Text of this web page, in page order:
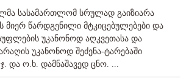
სასამართლომ სრულად გაიზიარა
მიერ წარდგენილი მტკიცებულებები და
უკანონოდ აღკვეთასა და
უკანონოდ შეძენა-ტარებაში
და ო.ხ. დამნაშავედ ცნო. ...